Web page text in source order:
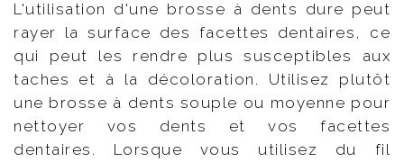
L'utilisation d'une brosse à dents dure peut
rayer la surface des facettes dentaires, ce
qui peut les rendre plus susceptibles aux
taches et à la décoloration. Utilisez plutôt
une brosse à dents souple ou moyenne pour
nettoyer vos dents et vos facettes
dentaires. Lorsque vous utilisez du fil